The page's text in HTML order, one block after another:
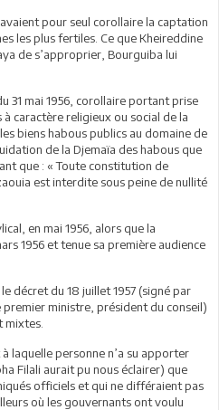
pour seul corollaire la captation
les plus fertiles. Ce que Kheireddine
de s’approprier, Bourguiba lui
31 mai 1956, corollaire portant prise
à caractère religieux ou social de la
biens habous publics au domaine de
de la Djemaïa des habous que
que : « Toute constitution de
est interdite sous peine de nullité
en mai 1956, alors que la
1956 et tenue sa première audience
décret du 18 juillet 1957 (signé par
ministre, président du conseil)
mixtes.
laquelle personne n’a su apporter
Filali aurait pu nous éclairer) que
officiels et qui ne différaient pas
où les gouvernants ont voulu